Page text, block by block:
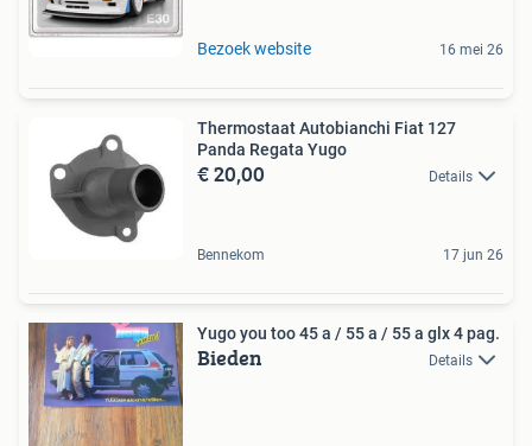
Bezoek website 16 mei 26
Thermostaat Autobianchi Fiat 127
Panda Regata Yugo
€ 20,00 Details
Bennekom 17 jun 26
Yugo you too 45 a / 55 a / 55 a glx 4 pag.
Bieden Details